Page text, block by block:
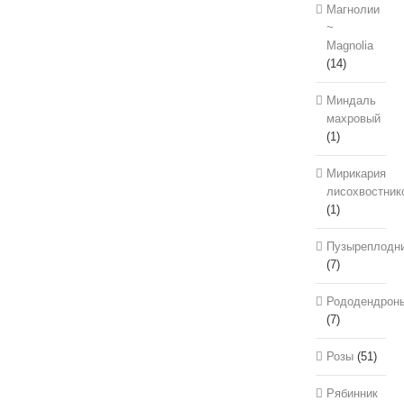
Магнолии
~
Magnolia
(14)
Миндаль
махровый
(1)
Мирикария
(1)
(7)
(7)
Розы (51)
Рябинник